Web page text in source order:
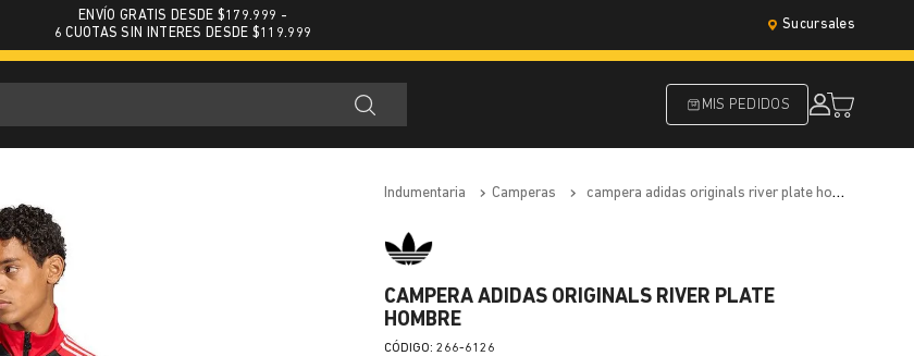
ENVÍO GRATIS DESDE $179.999 -
6 CUOTAS SIN INTERES DESDE $119.999
Sucursales
MIS PEDIDOS
indumentaria camperas campera adidas originals river plate hombre
CAMPERA ADIDAS ORIGINALS RIVER PLATE
HOMBRE
:266-6126